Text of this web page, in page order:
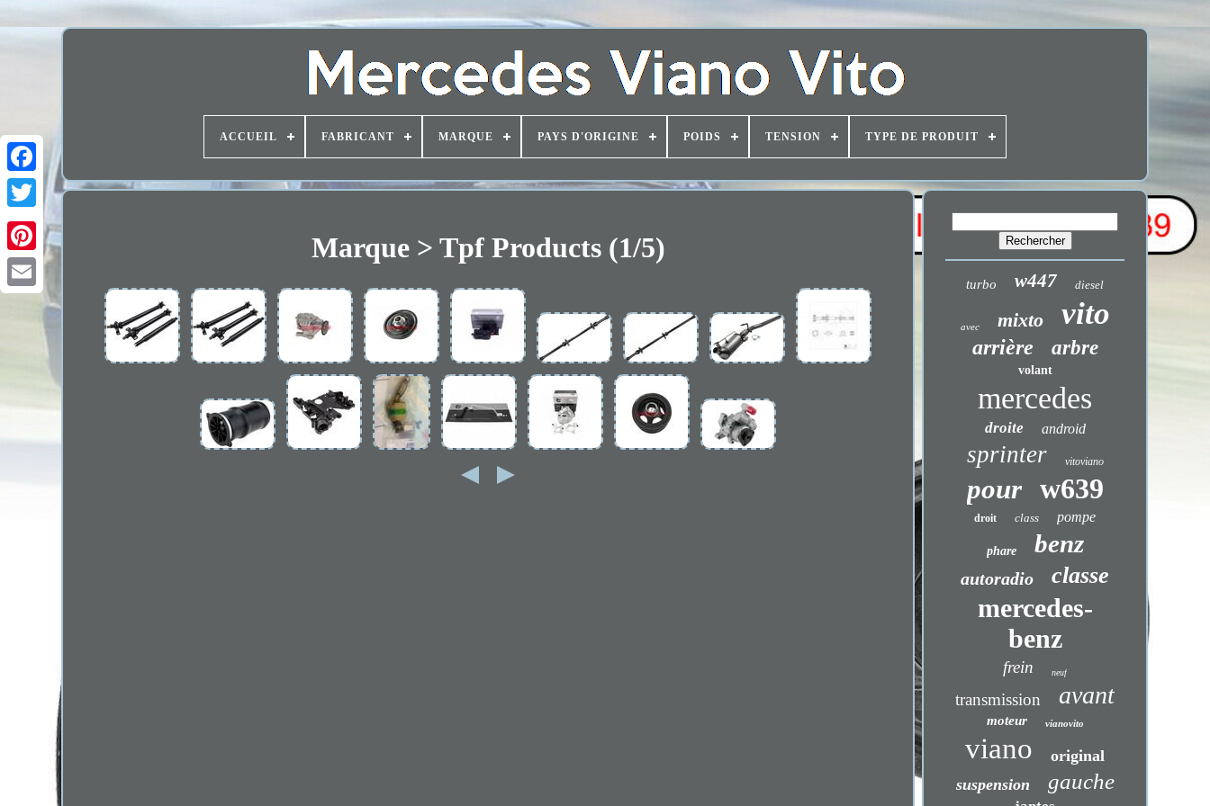
ACCUEIL FABRICANT MARQUE PAYS D'ORIGINE POIDS TENSION TYPE DE PRODUIT
Marque > Tpf Products (1/5)
turbo w447 diesel
avec mixto vito
arrière arbre
volant
mercedes
droite android
sprinter vitoviano
pour w639
droit class pompe
phare benz
autoradio classe
mercedes-
benz
frein neuf
transmission avant
moteur vianovito
viano
original
suspension
gauche